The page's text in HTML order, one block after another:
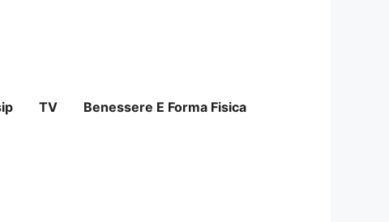
TV Benessere E Forma Fisica